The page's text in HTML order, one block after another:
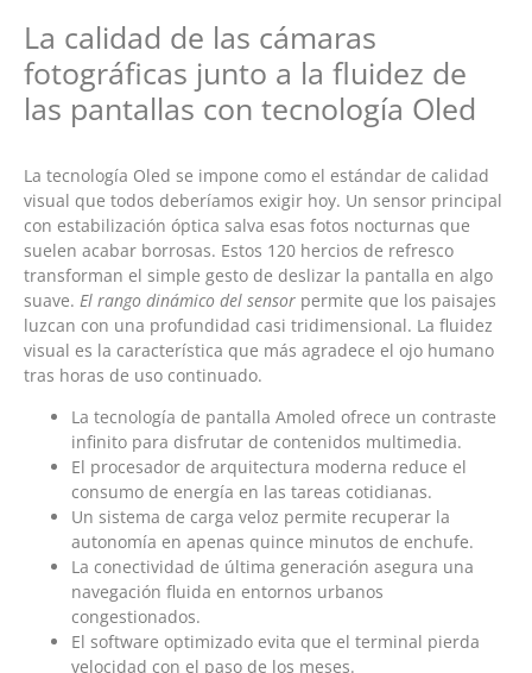
La calidad de las cámaras
fotográficas junto a la fluidez de
las pantallas con tecnología Oled
La tecnología Oled se impone como el estándar de calidad
visual que todos deberíamos exigir hoy. Un sensor principal
con estabilización óptica salva esas fotos nocturnas que
suelen acabar borrosas. Estos 120 hercios de refresco
transforman el simple gesto de deslizar la pantalla en algo
suave. El rango dinámico del sensor permite que los paisajes
luzcan con una profundidad casi tridimensional. La fluidez
visual es la característica que más agradece el ojo humano
tras horas de uso continuado.
La tecnología de pantalla Amoled ofrece un contraste
infinito para disfrutar de contenidos multimedia.
El procesador de arquitectura moderna reduce el
consumo de energía en las tareas cotidianas.
Un sistema de carga veloz permite recuperar la
autonomía en apenas quince minutos de enchufe.
La conectividad de última generación asegura una
navegación fluida en entornos urbanos
congestionados.
El software optimizado evita que el terminal pierda
velocidad con el paso de los meses.